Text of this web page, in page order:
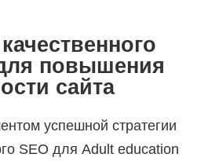
повышения
сайта
успешной стратегии
SEO для Adult education